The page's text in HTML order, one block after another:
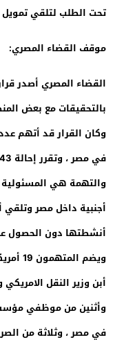
تحت الطلب لتلقي
موقف القضاء المصري:
بالتحقيقات مع بعض
وكان القرار قد أتهم
والتهمة هي
أجنبية داخل مصر
أنشطتها دون الحصول
ويضم
أبن وزير النقل
وأثنين من موظفي مؤسسة
في مصر ، وثلاثة من